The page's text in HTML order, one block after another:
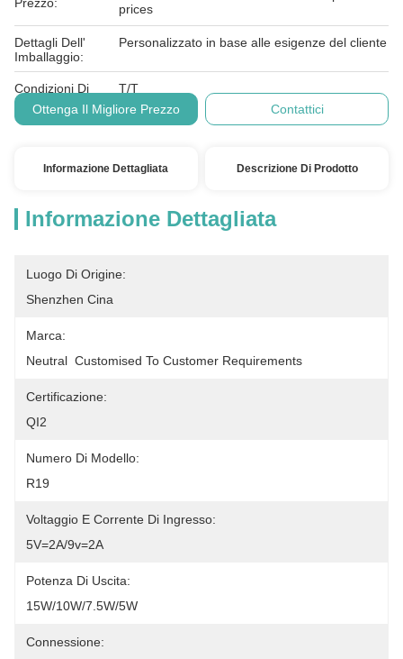
prices
Dettagli Dell'
Imballaggio:
Personalizzato in base alle esigenze del cliente
Condizioni Di
Pagamento:
T/T
Ottenga Il Migliore Prezzo
Contattici
Informazione Dettagliata Descrizione Di Prodotto
Informazione Dettagliata
Luogo Di Origine:
Shenzhen Cina
Marca:
Neutral  Customised To Customer Requirements
Certificazione:
QI2
Numero Di Modello:
R19
Voltaggio E Corrente Di Ingresso:
5V=2A/9v=2A
Potenza Di Uscita:
15W/10W/7.5W/5W
Connessione: